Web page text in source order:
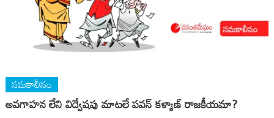
సమకాలీనం
అవగాహన లేని విద్వేషపు మాటలే పవన్ కళ్యాణ్ రాజకీయమా?